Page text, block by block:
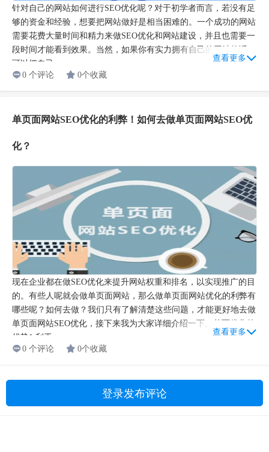
针对自己的网站如何进行SEO优化呢？对于初学者而言，若没有足
够的资金和经验，想要把网站做好是相当困难的。一个成功的网站
需要花费大量时间和精力来做SEO优化和网站建设，并且也需要一
段时间才能看到效果。当然，如果你有实力拥有自己的网站的话，
可以把自己...
查看更多
0 个评论
0个收藏
单页面网站SEO优化的利弊！如何去做单页面网站SEO优
化？
现在企业都在做SEO优化来提升网站权重和排名，以实现推广的目
的。有些人呢就会做单页面网站，那么做单页面网站优化的利弊有
哪些呢？如何去做？我们只有了解清楚这些问题，才能更好地去做
单页面网站SEO优化，接下来我为大家详细介绍一下。单页优化的
优势1.利于...
查看更多
0 个评论
0个收藏
登录发布评论